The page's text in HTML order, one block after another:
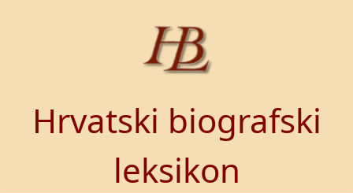
Hrvatski biografski
leksikon